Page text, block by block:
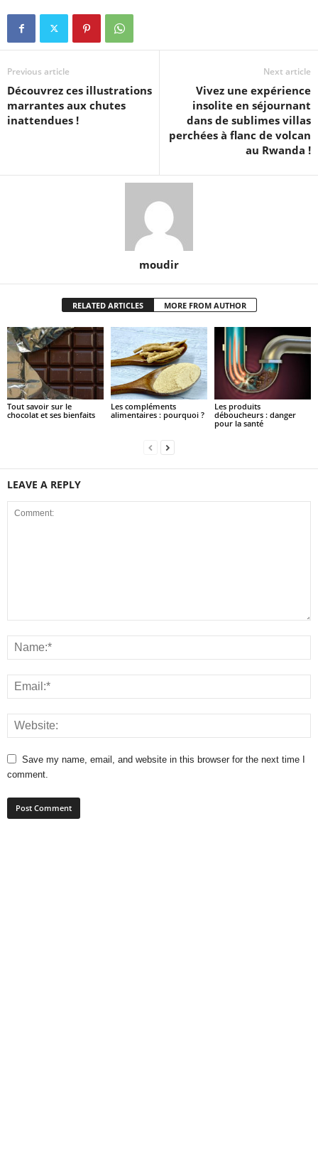
Previous article
Découvrez ces illustrations
marrantes aux chutes
inattendues !
Next article
Vivez une expérience
insolite en séjournant
dans de sublimes villas
perchées à flanc de volcan
au Rwanda !
moudir
RELATED ARTICLES MORE FROM AUTHOR
Tout savoir sur le
chocolat et ses bienfaits
Les compléments
alimentaires : pourquoi ?
Les produits
déboucheurs : danger
pour la santé
LEAVE A REPLY
Save my name, email, and website in this browser for the next time I
comment.